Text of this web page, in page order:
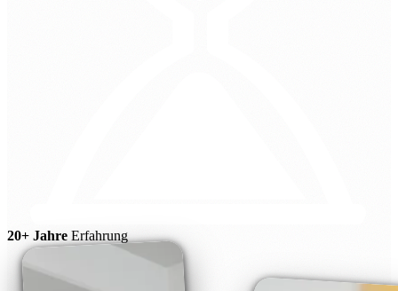
20+ Jahre Erfahrung